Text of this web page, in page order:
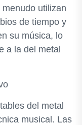
utilizan
de tiempo y
su música, lo
a la del metal
del metal
musical. Las